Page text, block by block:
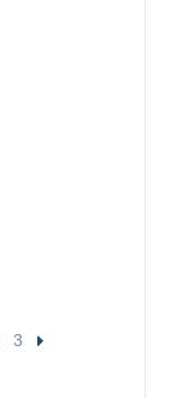
3